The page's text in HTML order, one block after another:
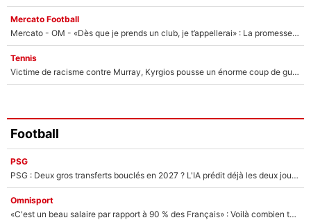
Mercato Football
Mercato - OM - «Dès que je prends un club, je t’appellerai» : La promesse de Marcelino au moment de claquer la porte
Tennis
Victime de racisme contre Murray, Kyrgios pousse un énorme coup de gueule !
Football
PSG
PSG : Deux gros transferts bouclés en 2027 ? L'IA prédit déjà les deux joueurs qui pourraient rejoindre Luis Enrique !
Omnisport
«C'est un beau salaire par rapport à 90 % des Français» : Voilà combien touchait Nelson Monfort sur France Télévisions avant de rejoindre CNews